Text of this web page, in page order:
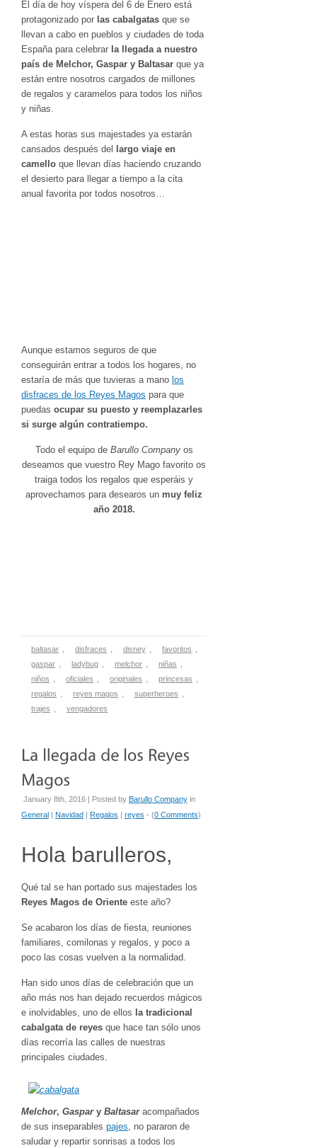
El día de hoy víspera del 6 de Enero está
protagonizado por las cabalgatas que se
llevan a cabo en pueblos y ciudades de toda
España para celebrar la llegada a nuestro
país de Melchor, Gaspar y Baltasar que ya
están entre nosotros cargados de millones
de regalos y caramelos para todos los niños
y niñas.
A estas horas sus majestades ya estarán
cansados después del
largo viaje en
camello que llevan días haciendo cruzando
el desierto para llegar a tiempo a la cita
anual favorita por todos nosotros…
Aunque estamos seguros de que
conseguirán entrar a todos los hogares, no
estaría de más que tuvieras a mano los
disfraces de los Reyes Magos para que
puedas ocupar su puesto y reemplazarles
si surge algún contratiempo.
Todo el equipo deBarullo Companyos
deseamos que vuestro Rey Mago favorito os
traiga todos los regalos que esperáis y
aprovechamos para desearos un muy feliz
año 2018.
baltasar disfraces disney favoritos
gaspar
ladybug melchor niñas
niños
oficiales originales princesas
regalos
reyes magos superheroes
trajes
vengadores
January 8th, 2016 | Posted by Barullo Company in
General
Navidad Regalos reyes - (0 Comments)
Hola barulleros,
Qué tal se han portado sus majestades los
Reyes Magos de Oriente este año?
Se acabaron los días de fiesta, reuniones
familiares, comilonas y regalos, y poco a
poco las cosas vuelven a la normalidad.
Han sido unos días de celebración que un
año más nos han dejado recuerdos mágicos
e inolvidables, uno de ellos la tradicional
cabalgata de reyes que hace tan sólo unos
días recorría las calles de nuestras
principales ciudades.
Melchor, Gaspary Baltasaracompañados
de sus inseparables pajes, no pararon de
saludar y repartir sonrisas a todos los